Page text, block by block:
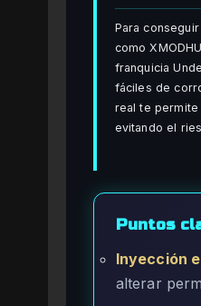
Para
como
franquicia
fáciles de
real te permite
evitando el
Puntos
Inyección
alterar